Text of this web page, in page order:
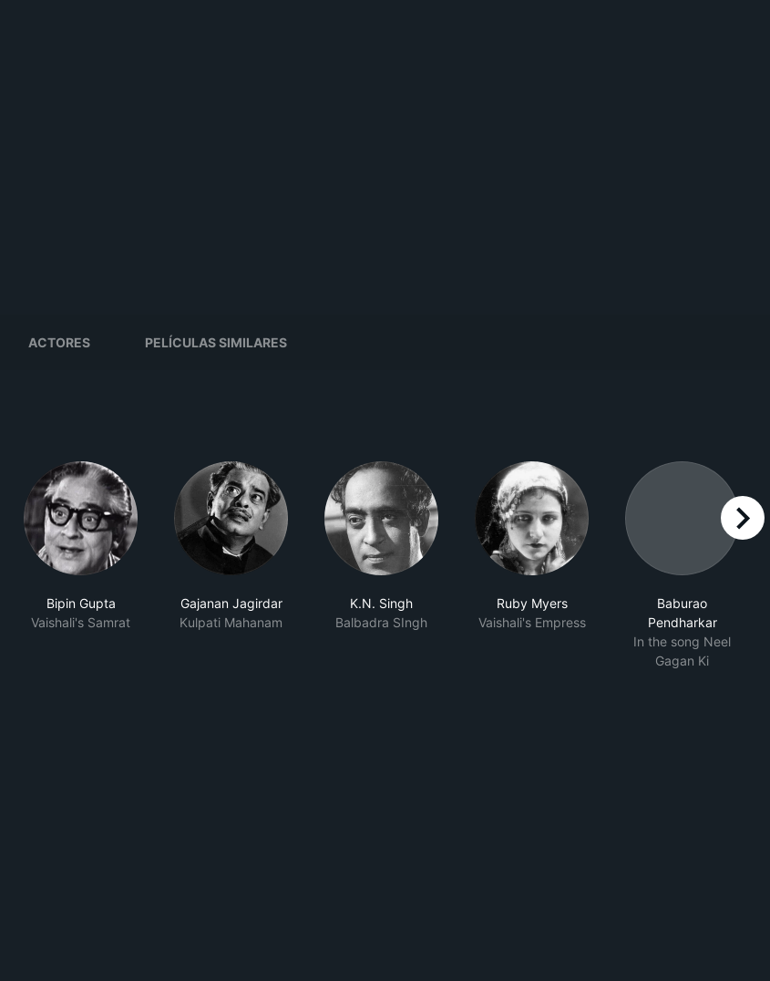
ACTORES PELÍCULAS SIMILARES
Bipin Gupta
Vaishali's Samrat
Gajanan Jagirdar
Kulpati Mahanam
K.N. Singh
Balbadra SIngh
Ruby Myers
Vaishali's Empress
Baburao
Pendharkar
In the song Neel
Gagan Ki
right